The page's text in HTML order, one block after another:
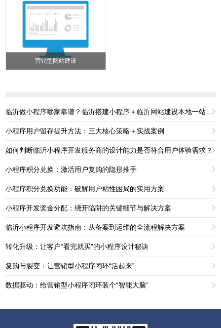
营销型网站建设
临沂做小程序哪家靠谱？临沂搭建小程序＋临沂网站建设本地一站式服务
小程序用户留存提升方法：三大核心策略＋实战案例
如何判断临沂小程序开发服务商的设计能力是否符合用户体验需求？
小程序积分兑换：激活用户复购的隐形推手
小程序积分兑换功能：破解用户粘性困局的实用方案
小程序开发奖金分配：绕开陷阱的关键细节与解决方案
临沂小程序开发避坑指南：从备案到运维的全流程解决方案
转化升级：让客户“看完就买”的小程序设计秘诀
复购与裂变：让营销型小程序闭环“活起来”
数据驱动：给营销型小程序闭环装个“智能大脑”